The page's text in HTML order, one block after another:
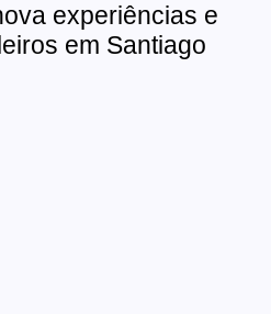
experiências e
em Santiago